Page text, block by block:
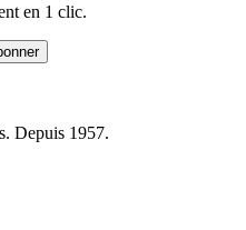
en 1 clic.
Depuis 1957.